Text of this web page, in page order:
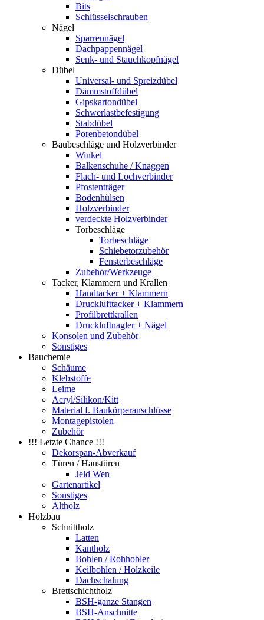
Bits
Schlüsselschrauben
Nägel
Sparrennägel
Dachpappennägel
Senk- und Stauchkopfnägel
Dübel
Universal- und Spreizdübel
Dämmstoffdübel
Gipskartondübel
Schwerlastbefestigung
Stabdübel
Porenbetondübel
Baubeschläge und Holzverbinder
Winkel
Balkenschuhe / Knaggen
Flach- und Lochverbinder
Pfostenträger
Bodenhülsen
Holzverbinder
verdeckte Holzverbinder
Torbeschläge
Torbeschläge
Schiebetorzubehör
Fensterbeschläge
Zubehör/Werkzeuge
Tacker, Klammern und Krallen
Handtacker + Klammern
Drucklufttacker + Klammern
Profilbrettkrallen
Druckluftnagler + Nägel
Konsolen und Zubehör
Sonstiges
Bauchemie
Schäume
Klebstoffe
Leime
Acryl/Silikon/Kitt
Material f. Baukörperanschlüsse
Montagepistolen
Zubehör
!!! Letzte Chance !!!
Dekorspan-Abverkauf
Türen / Haustüren
Jeld Wen
Gartenartikel
Sonstiges
Altholz
Holzbau
Schnittholz
Latten
Kantholz
Bohlen / Rohhobler
Keilbohlen / Holzkeile
Dachschalung
Brettschichtholz
BSH-ganze Stangen
BSH-Anschnitte